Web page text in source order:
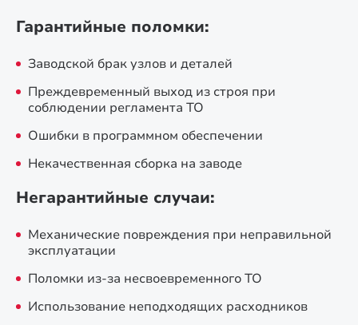
Гарантийные поломки:
Заводской брак узлов и деталей
Преждевременный выход из строя при
соблюдении регламента ТО
Ошибки в программном обеспечении
Некачественная сборка на заводе
Негарантийные случаи:
Механические повреждения при неправильной
эксплуатации
Поломки из-за несвоевременного ТО
Использование неподходящих расходников